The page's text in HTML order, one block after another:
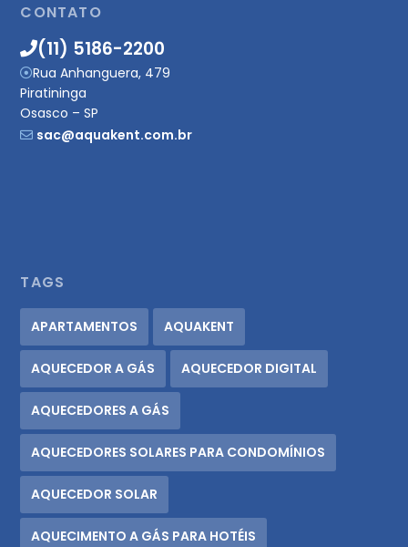
CONTATO
(11) 5186-2200
Rua Anhanguera, 479
Piratininga
Osasco – SP
sac@aquakent.com.br
TAGS
APARTAMENTOS AQUAKENT
AQUECEDOR A GÁS AQUECEDOR DIGITAL
AQUECEDORES A GÁS
AQUECEDORES SOLARES PARA CONDOMÍNIOS
AQUECEDOR SOLAR
AQUECIMENTO A GÁS PARA HOTÉIS